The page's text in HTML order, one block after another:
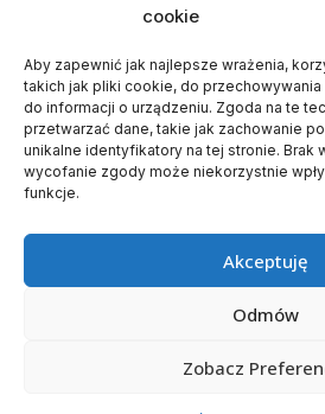
cookie
Aby zapewnić jak najlepsze wrażenia,
takich jak pliki cookie, do
do informacji o urządzeniu. Zgoda na te
przetwarzać dane, takie jak zachowanie
unikalne identyfikatory na tej stronie. Brak
wycofanie zgody może niekorzystnie
funkcje.
Akceptuję
Odmów
Zobacz
Kontakt
Polityka prywatności
Polityka plików cookies (EU)